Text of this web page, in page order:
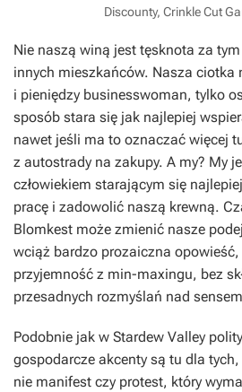
Discounty, Crinkle Cut
Nie naszą winą jest tęsknota za tym
innych mieszkańców. Nasza ciotka
i pieniędzy businesswoman, tylko
sposób stara się jak najlepiej
nawet jeśli ma to oznaczać więcej
z autostrady na zakupy. A my? My
człowiekiem starającym się
pracę i zadowolić naszą krewną.
Blomkest może zmienić nasze
wciąż bardzo prozaiczna
przyjemność z min-maxingu, bez
przesadnych rozmyślań nad
Podobnie jak w Stardew Valley
gospodarcze akcenty są tu dla
nie manifest czy protest, który